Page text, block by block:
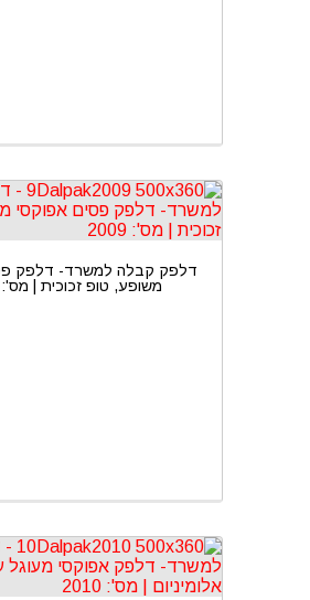
דלפק קבלה למשרד- דלפק
משופע, טופ זכוכית | מס': 2009